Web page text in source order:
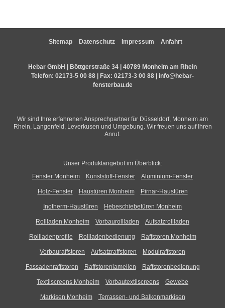
Sitemap Datenschutz Impressum Anfahrt
Hebar GmbH | Böttgerstraße 34 | 40789 Monheim am Rhein
Telefon: 02173-5 00 88 | Fax: 02173-3 00 88 | info@hebar-
fensterbau.de
Wir sind Ihre erfahrenen Ansprechpartner für Düsseldorf, Monheim am
Rhein, Langenfeld, Leverkusen und Umgebung. Wir freuen uns auf Ihren
Anruf.
Unser Produktangebot im Überblick:
Fenster Monheim
Kunststoff-Fenster Aluminium-Fenster
Holz-Fenster Haustüren Monheim Pirnar-Haustüren
Inotherm-Haustüren Hebeschiebetüren Monheim
Rollladen Monheim Vorbaurollladen Aufsatzrollladen
Rollladenprofile Rollladenbedienung Raffstoren Monheim
Vorbauraffstoren Aufsatzraffstoren Modulraffstoren
Fassadenraffstoren Raffstorenlamellen Raffstorenbedienung
Textilscreens Monheim Vorbautextilscreens Gewebe
Markisen Monheim Terrassen- und Balkonmarkisen